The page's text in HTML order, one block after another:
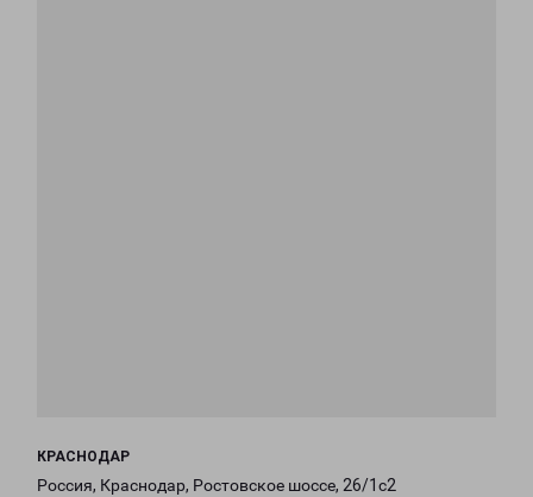
КРАСНОДАР
Россия, Краснодар, Ростовское шоссе, 26/1с2